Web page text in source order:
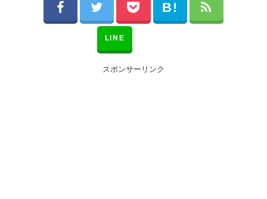
LINE
スポンサーリンク